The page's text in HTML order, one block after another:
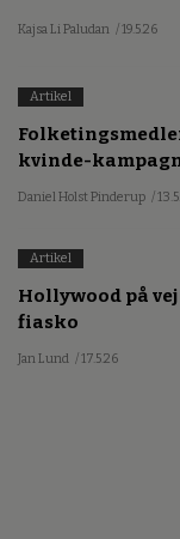
Kajsa Li Paludan / 19.5.26
Artikel
kvinde-
Daniel Holst Pinderup /
Artikel
Hollywood på
fiasko
Jan Lund / 17.5.26